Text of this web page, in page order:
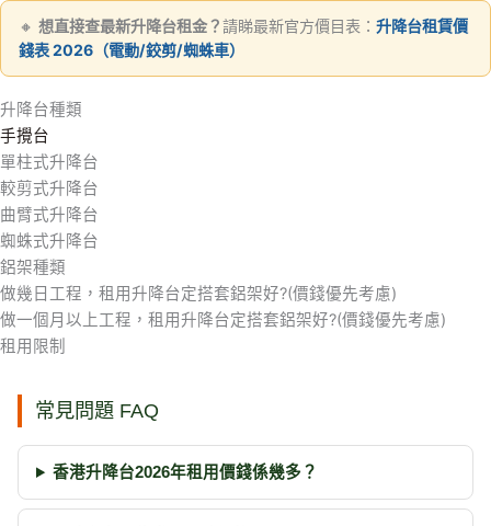
跳
主
內
容
🔸 想直接查最新升降台租金？請睇最新官方價目表： 升降台租賃價
錢表 2026（電動/鉸剪/蜘蛛車）
升降台種類
手攪台
單柱式升降台
較剪式升降台
曲臂式升降台
蜘蛛式升降台
鋁架種類
做幾日工程，租用升降台定搭套鋁架好?(價錢優先考慮)
做一個月以上工程，租用升降台定搭套鋁架好?(價錢優先考慮)
租用限制
常見問題 FAQ
香港升降台2026年租用價錢係幾多？